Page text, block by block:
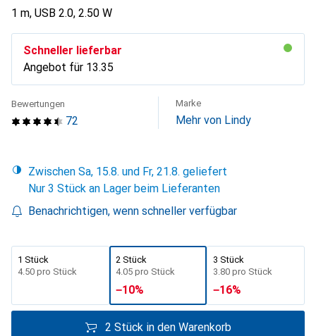
1 m, USB 2.0, 2.50 W
Schneller lieferbar
Angebot für CHF
13.35
72
Bewertungen Marke
Mehr von Lindy
Zwischen Sa, 15.8. und Fr, 21.8. geliefert
Nur 3 Stück an Lager beim Lieferanten
Benachrichtigen, wenn schneller verfügbar
1 Stück
CHF
4.50 pro Stück
2 Stück
CHF
4.05 pro Stück
−10%
3 Stück
CHF
3.80 pro Stück
−16%
2 Stück in den Warenkorb